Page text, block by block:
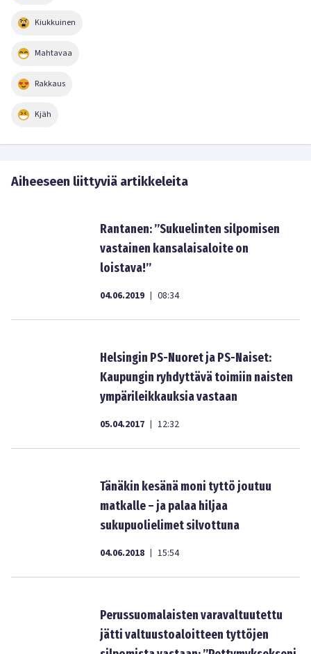
Kiukkuinen
Mahtavaa
Rakkaus
Kjäh
Aiheeseen liittyviä artikkeleita
Rantanen: ”Sukuelinten silpomisen
vastainen kansalaisaloite on
loistava!”
04.06.2019 | 08:34
Helsingin PS-Nuoret ja PS-Naiset:
Kaupungin ryhdyttävä toimiin naisten
ympärileikkauksia vastaan
05.04.2017 | 12:32
Tänäkin kesänä moni tyttö joutuu
matkalle – ja palaa hiljaa
sukupuolielimet silvottuna
04.06.2018 | 15:54
Perussuomalaisten varavaltuutettu
jätti valtuustoaloitteen tyttöjen